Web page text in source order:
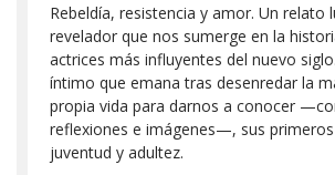
Rebeldía, resistencia y amor. Un relato
revelador que nos sumerge en la
actrices más influyentes del nuevo
íntimo que emana tras desenredar la
propia vida para darnos a conocer
reflexiones e imágenes—, sus
juventud y adultez.